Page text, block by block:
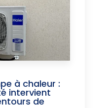
à chaleur :
intervient
de